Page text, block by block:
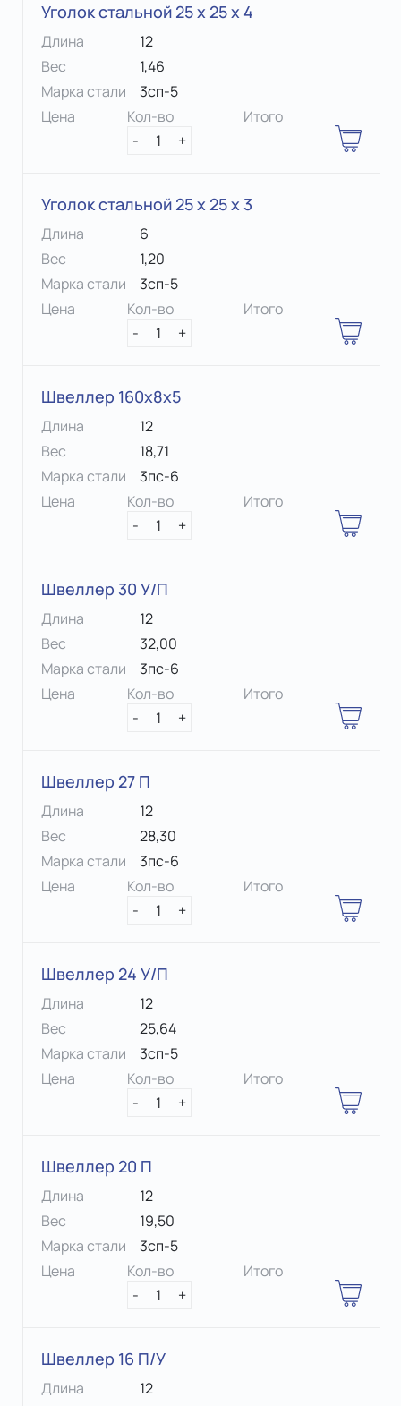
Уголок стальной 25 х 25 x 4
Длина
12
Вес
1,46
Марка стали
3сп-5
Цена
Кол-во
-
1 +
Итого
Уголок стальной 25 х 25 x 3
Длина
6
Вес
1,20
Марка стали
3сп-5
Цена
Кол-во
-
1 +
Итого
Швеллер 160х8х5
Длина
12
Вес
18,71
Марка стали
3пс-6
Цена
Кол-во
-
1 +
Итого
Швеллер 30 У/П
Длина
12
Вес
32,00
Марка стали
3пс-6
Цена
Кол-во
-
1 +
Итого
Швеллер 27 П
Длина
12
Вес
28,30
Марка стали
3пс-6
Цена
Кол-во
-
1 +
Итого
Швеллер 24 У/П
Длина
12
Вес
25,64
Марка стали
3сп-5
Цена
Кол-во
-
1 +
Итого
Швеллер 20 П
Длина
12
Вес
19,50
Марка стали
3сп-5
Цена
Кол-во
-
1 +
Итого
Швеллер 16 П/У
Длина
12